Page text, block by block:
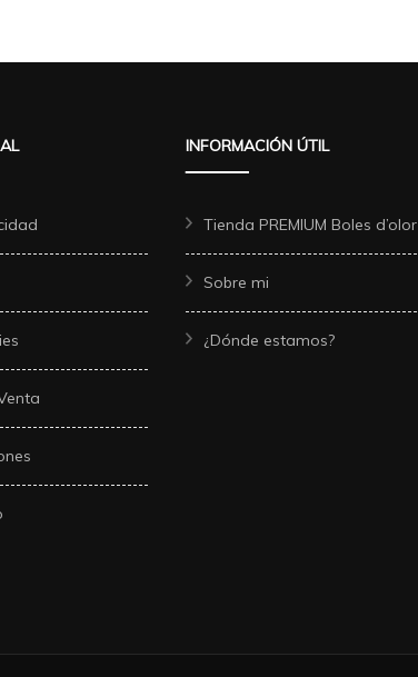
INFORMACIÓN ÚTIL
Tienda PREMIUM Boles d’olor
Sobre mi
¿Dónde estamos?